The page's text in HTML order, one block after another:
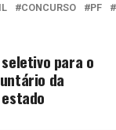
CONCURSO PF
para o
da